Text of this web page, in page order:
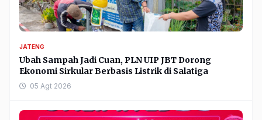
JATENG
Ubah Sampah Jadi Cuan, PLN UIP JBT Dorong
Ekonomi Sirkular Berbasis Listrik di Salatiga
05 Agt 2026